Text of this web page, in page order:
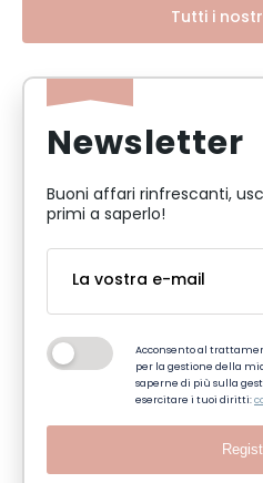
Tutti i
Newsletter
Buoni affari rinfrescanti,
primi a saperlo!
Acconsento al
per la gestione della
saperne di più sulla
esercitare i tuoi diritti: